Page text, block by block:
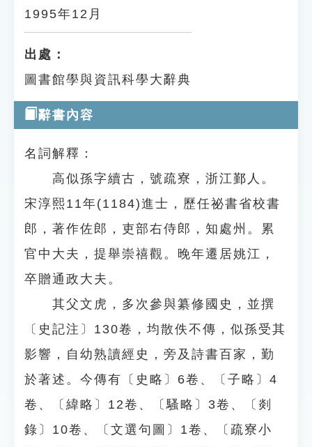
貓頭鷹博士
1995年12月
出處：
圖書館學與資訊科學大辭典
辭書內容
名詞解釋：
高似孫字續古，號疏寮，浙江鄞人。
宋淳熙11年(1184)進士，歷任祕書省校書
郎，著作佐郎，吏部右侍郎，知處州。累
官中大夫，提舉崇禧觀。晚年遷居姚江，
卒贈通政大夫。
其父文虎，多次參與纂修國史，並撰
〔史記注〕130卷，均散佚不傳，似孫受其
影響，自幼熟讀經史，旁及詩書百家，勤
於著述。今傳有〔史略〕6卷、〔子略〕4
卷、〔緯略〕12卷、〔騷略〕3卷、〔剡
錄〕10卷、〔文選句圖〕1卷、〔疏寮小